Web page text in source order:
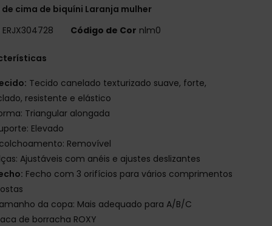
cima de biquíni Laranja mulher
ERJX304728 Código de Cor nlm0
Tecido canelado texturizado suave, forte,
resistente e elástico
Triangular alongada
Elevado
Removível
Ajustáveis com anéis e ajustes deslizantes
Fecho com 3 orifícios para vários comprimentos
da copa: Mais adequado para A/B/C
de borracha ROXY